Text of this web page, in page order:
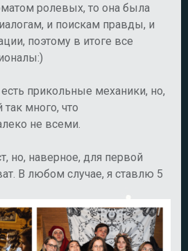
ролевых, то она была
и поискам правды, и
поэтому в итоге все
прикольные механики, но,
так много, что
не всеми.
но, наверное, для первой
В любом случае, я ставлю 5